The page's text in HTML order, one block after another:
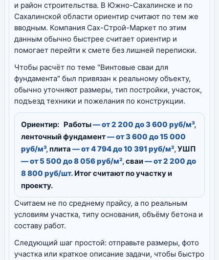
и район строительства. В Южно-Сахалинске и по
Сахалинской области ориентир считают по тем же
вводным. Компания Сах-Строй-Маркет по этим
данным обычно быстрее считает ориентир и
помогает перейти к смете без лишней переписки.
Чтобы расчёт по теме "Винтовые сваи для
фундамента" был привязан к реальному объекту,
обычно уточняют размеры, тип постройки, участок,
подъезд техники и пожелания по конструкции.
Ориентир: Работы— от 2 200 до 3 600 руб/м³,
ленточный фундамент— от 3 600 до 15 000
руб/м³,плита — от 4 794 до 10 391 руб/м²,УШП
— от 5 500 до 8 056 руб/м²,сваи— от 2 200 до
8 800 руб/шт. Итог считают по участку и
проекту.
Считаем не по среднему прайсу, а по реальным
условиям участка, типу основания, объёму бетона и
составу работ.
Следующий шаг простой: отправьте размеры, фото
участка или краткое описание задачи, чтобы быстро